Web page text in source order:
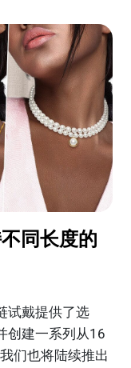
同长度的
试戴提供了选
创建一系列从16
们也将陆续推出